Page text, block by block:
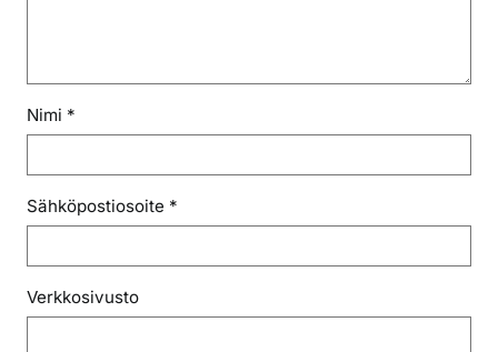
Nimi *
Sähköpostiosoite *
Verkkosivusto